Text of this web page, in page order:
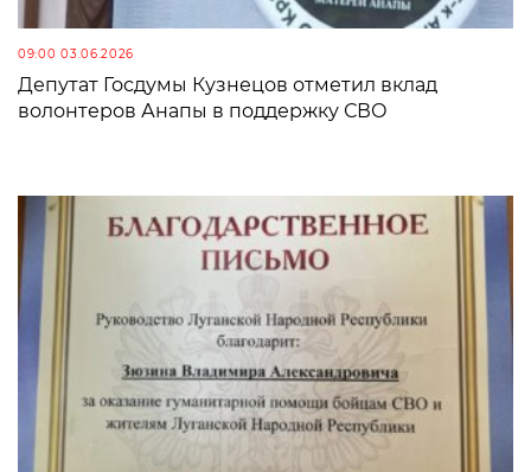
09:00 03.06.2026
Депутат Госдумы Кузнецов отметил вклад
волонтеров Анапы в поддержку СВО